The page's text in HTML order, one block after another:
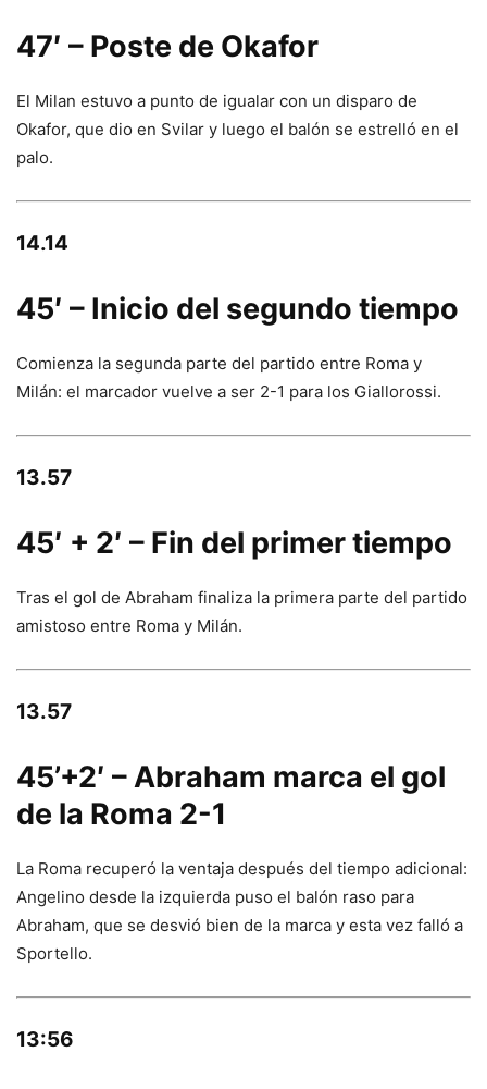
47′ – Poste de Okafor
El Milan estuvo a punto de igualar con un disparo de
Okafor, que dio en Svilar y luego el balón se estrelló en el
palo.
14.14
45′ – Inicio del segundo tiempo
Comienza la segunda parte del partido entre Roma y
Milán: el marcador vuelve a ser 2-1 para los Giallorossi.
13.57
45′ + 2′ – Fin del primer tiempo
Tras el gol de Abraham finaliza la primera parte del partido
amistoso entre Roma y Milán.
13.57
45’+2′ – Abraham marca el gol
de la Roma 2-1
La Roma recuperó la ventaja después del tiempo adicional:
Angelino desde la izquierda puso el balón raso para
Abraham, que se desvió bien de la marca y esta vez falló a
Sportello.
13:56